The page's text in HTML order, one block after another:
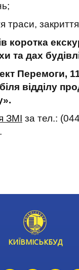
траси,
коротка
та дах
Перемоги,
відділу
ЗМІ за тел.:
КИЇВМІСЬКБУД